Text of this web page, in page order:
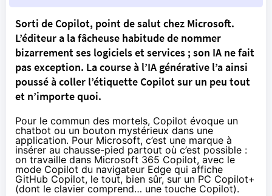
Sorti de Copilot, point de salut chez Microsoft.
L’éditeur a la fâcheuse habitude de nommer
bizarrement ses logiciels et services ; son IA ne fait
pas exception. La course à l’IA générative l’a ainsi
poussé à coller l’étiquette Copilot sur un peu tout
et n’importe quoi.
Pour le commun des mortels, Copilot évoque un
chatbot ou un bouton mystérieux dans une
application. Pour Microsoft, c’est une marque à
insérer au chausse-pied partout où c’est possible :
on travaille dans Microsoft 365 Copilot, avec le
mode Copilot du navigateur Edge qui affiche
GitHub Copilot, le tout, bien sûr, sur un PC Copilot+
(dont le clavier comprend… une touche Copilot).